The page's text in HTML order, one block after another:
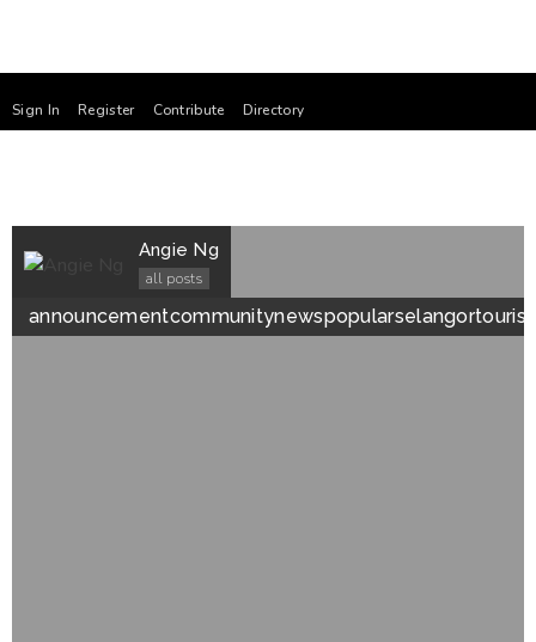
Sign In Register Contribute Directory
Angie Ng
all posts
announcementcommunitynewspopularselangor